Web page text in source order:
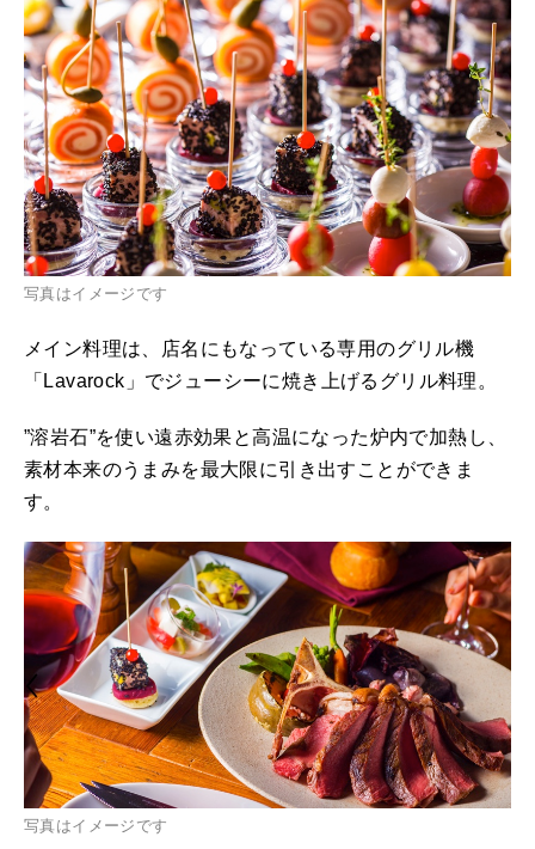
写真はイメージです
メイン料理は、店名にもなっている専用のグリル機
「Lavarock」でジューシーに焼き上げるグリル料理。
”溶岩石”を使い遠赤効果と高温になった炉内で加熱し、
素材本来のうまみを最大限に引き出すことができま
す。
写真はイメージです